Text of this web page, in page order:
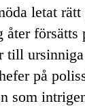
letat
åter försätts
till
på
som